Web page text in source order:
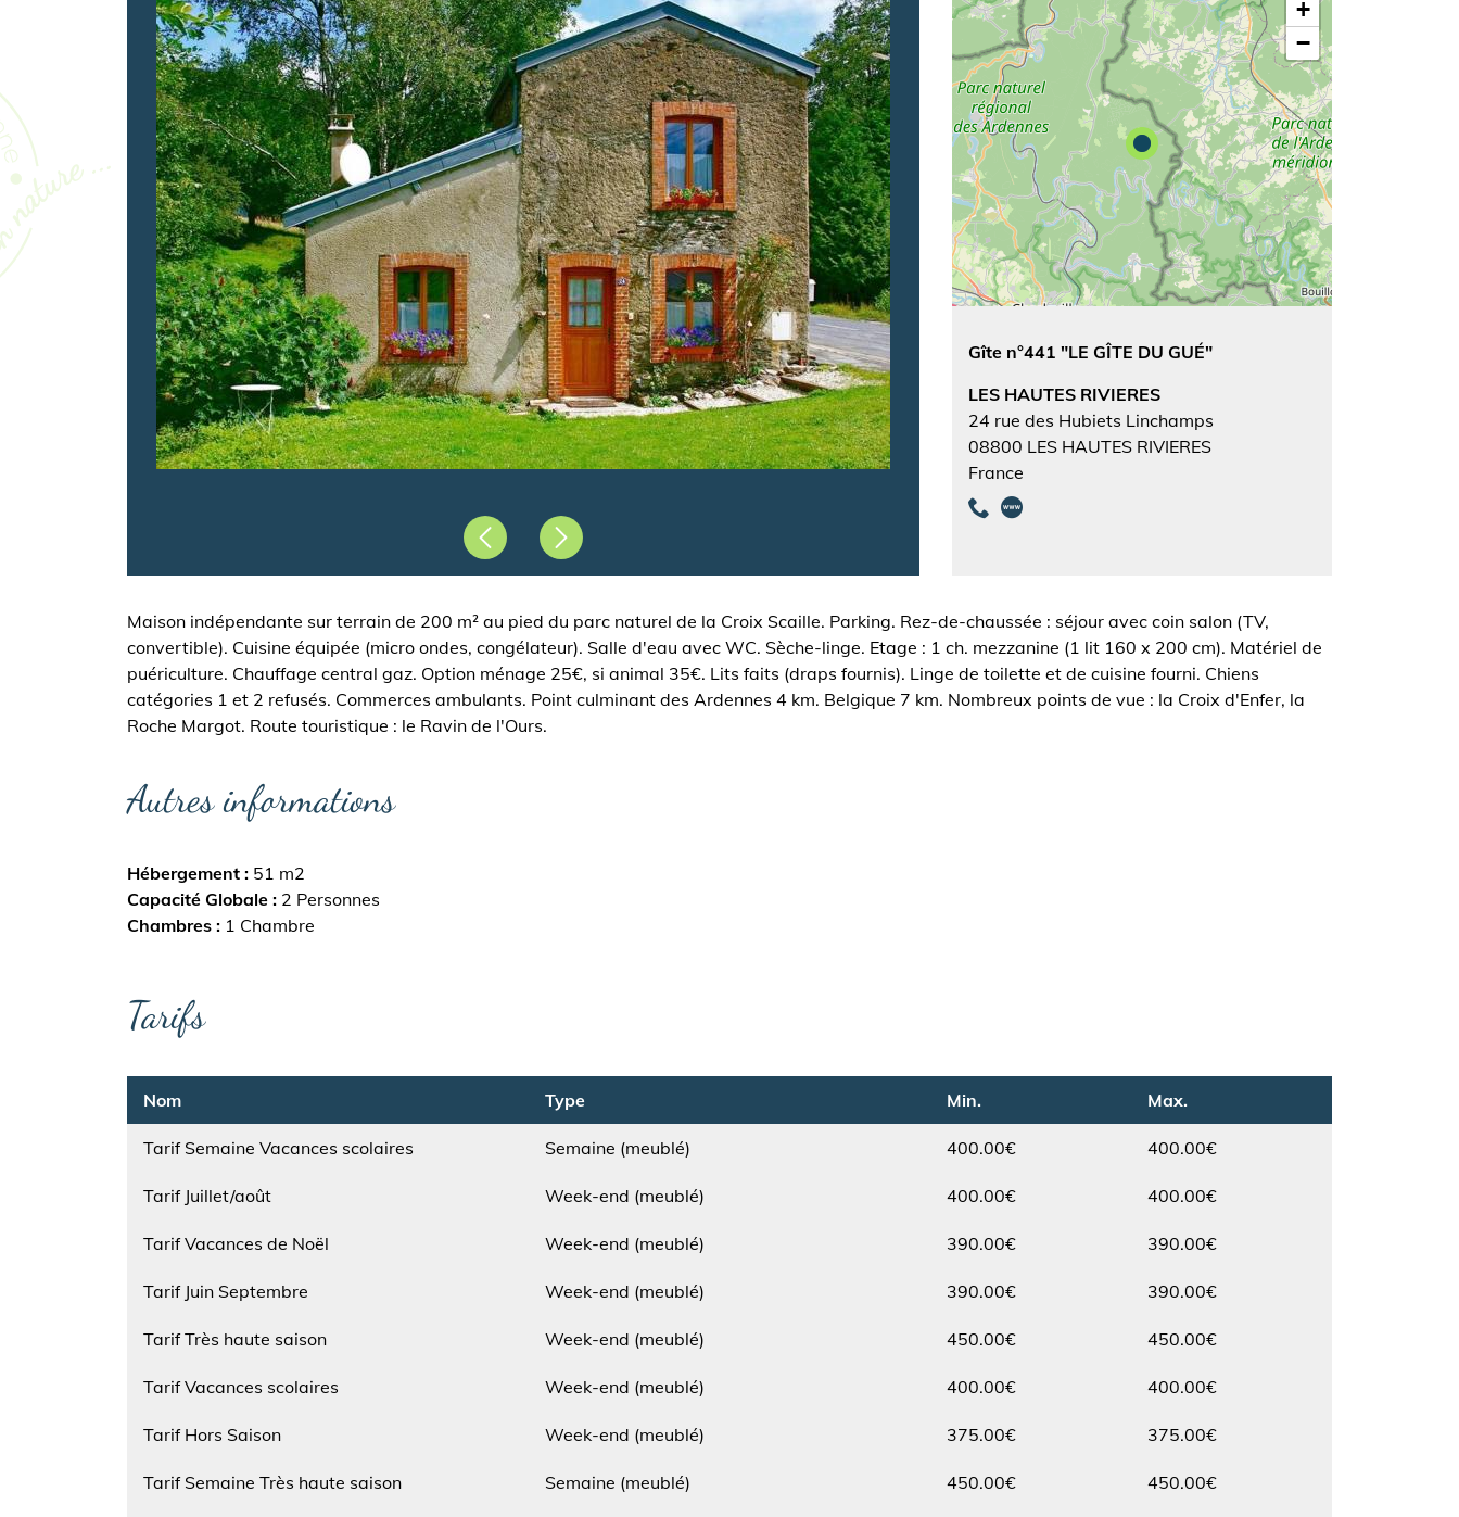
PrécédentSuivant
+
−
Gîte n°441 "LE GÎTE DU GUÉ"
LES HAUTES RIVIERES
24 rue des Hubiets Linchamps
08800 LES HAUTES RIVIERES
France
Maison indépendante sur terrain de 200 m² au pied du parc naturel de la Croix Scaille. Parking. Rez-de-chaussée : séjour avec coin salon (TV,
convertible). Cuisine équipée (micro ondes, congélateur). Salle d'eau avec WC. Sèche-linge. Etage : 1 ch. mezzanine (1 lit 160 x 200 cm). Matériel de
puériculture. Chauffage central gaz. Option ménage 25€, si animal 35€. Lits faits (draps fournis). Linge de toilette et de cuisine fourni. Chiens
catégories 1 et 2 refusés. Commerces ambulants. Point culminant des Ardennes 4 km. Belgique 7 km. Nombreux points de vue : la Croix d'Enfer, la
Roche Margot. Route touristique : le Ravin de l'Ours.
Autres informations
Hébergement
51 m2
Capacité Globale
2 Personnes
Chambres
1 Chambre
Tarifs
Nom
Tarif Semaine Vacances scolaires
Type
Semaine (meublé)
Min.
400.00€
Max.
400.00€
Tarif Juillet/août Week-end (meublé) 400.00€
400.00€
Tarif Vacances de Noël Week-end (meublé) 390.00€
390.00€
Tarif Juin Septembre Week-end (meublé) 390.00€
390.00€
Tarif Très haute saison Week-end (meublé) 450.00€
450.00€
Tarif Vacances scolaires Week-end (meublé) 400.00€
400.00€
Tarif Hors Saison Week-end (meublé) 375.00€
375.00€
Tarif Semaine Très haute saison Semaine (meublé) 450.00€
450.00€